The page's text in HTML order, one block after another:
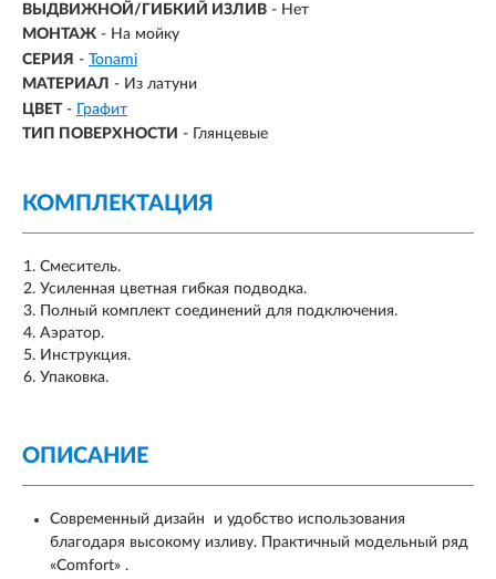
ВЫДВИЖНОЙ/ГИБКИЙ ИЗЛИВ - Нет
МОНТАЖ - На мойку
СЕРИЯ - Tonami
МАТЕРИАЛ - Из латуни
ЦВЕТ - Графит
ТИП ПОВЕРХНОСТИ - Глянцевые
КОМПЛЕКТАЦИЯ
Смеситель.
Усиленная цветная гибкая подводка.
Полный комплект соединений для подключения.
Аэратор.
Инструкция.
Упаковка.
ОПИСАНИЕ
Современный дизайн и удобство использования
благодаря высокому изливу. Практичный модельный ряд
«Comfort» .